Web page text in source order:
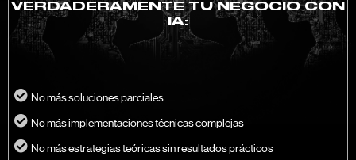
VERDADERAMENTE TU NEGOCIO CON
IA:
No más soluciones parciales
No más implementaciones técnicas complejas
No más estrategias teóricas sin resultados prácticos